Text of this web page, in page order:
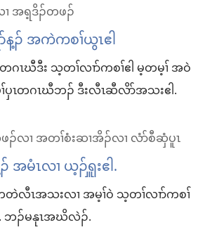
အရ့ဒိၣ်တဖၣ်
န့ၣ်​ အကဲကစၢ်ယွၤဧါ
ဂၤဃီဒီး သ့တၢ်လၢာ်ကစၢ်ဧါ မ့တမ့ၢ် အဝဲ
ၤတဂၤဃီဘၣ်​ ဒီးလီၤဆီလိာ်အသးဧါ.
လၢ အတၢ်စံးဆၢအိၣ်လၢ လံာ်စီဆှံပူၤ
အမံၤလၢ ယ့ၣ်ၡူးဧါ.
တဲလီၤအသးလၢ အမ့ၢ်ဝဲ သ့တၢ်လၢာ်ကစၢ်
ဘၣ်မနုၤအဃိလဲၣ်.